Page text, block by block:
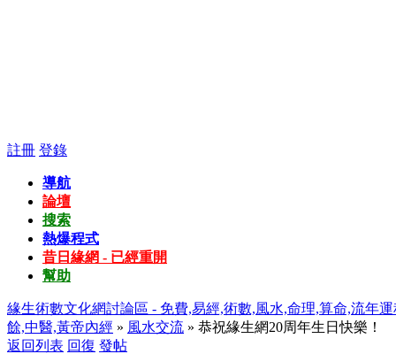
註冊 登錄
導航
論壇
搜索
熱爆程式
昔日緣網 - 已經重開
幫助
緣生術數文化網討論區 - 免費,易經,術數,風水,命理,算命,流年
餘,中醫,黃帝內經 » 風水交流 » 恭祝緣生網20周年生日快樂！
返回列表 回復 發帖